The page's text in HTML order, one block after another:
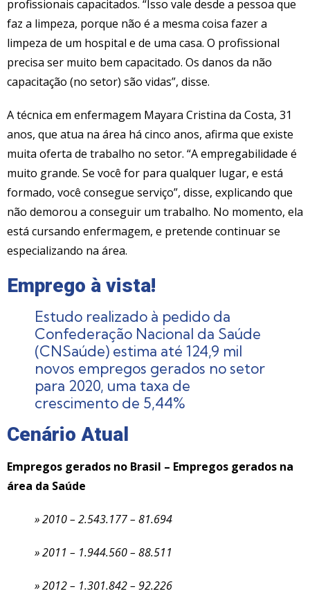
profissionais capacitados. “Isso vale desde a pessoa que
faz a limpeza, porque não é a mesma coisa fazer a
limpeza de um hospital e de uma casa. O profissional
precisa ser muito bem capacitado. Os danos da não
capacitação (no setor) são vidas”, disse.
A técnica em enfermagem Mayara Cristina da Costa, 31
anos, que atua na área há cinco anos, afirma que existe
muita oferta de trabalho no setor. “A empregabilidade é
muito grande. Se você for para qualquer lugar, e está
formado, você consegue serviço”, disse, explicando que
não demorou a conseguir um trabalho. No momento, ela
está cursando enfermagem, e pretende continuar se
especializando na área.
Emprego à vista!
Estudo realizado à pedido da
Confederação Nacional da Saúde
(CNSaúde) estima até 124,9 mil
novos empregos gerados no setor
para 2020, uma taxa de
crescimento de 5,44%
Cenário Atual
Empregos gerados no Brasil – Empregos gerados na
área da Saúde
» 2010 – 2.543.177 – 81.694
» 2011 – 1.944.560 – 88.511
» 2012 – 1.301.842 – 92.226